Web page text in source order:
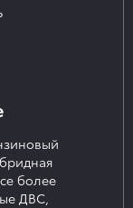
более
ДВС,